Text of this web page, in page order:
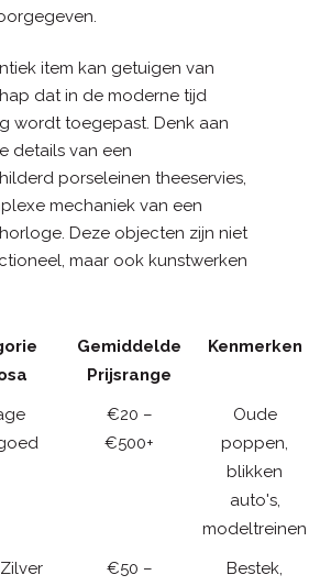
item kan getuigen van
dat in de moderne tijd
wordt toegepast. Denk aan
details van een
porseleinen theeservies,
mechaniek van een
Deze objecten zijn niet
maar ook kunstwerken
Gemiddelde
Prijsrange
Kenmerken
€20 –
€500+
Oude
poppen,
blikken
auto's,
modeltreinen
€50 –
Bestek,